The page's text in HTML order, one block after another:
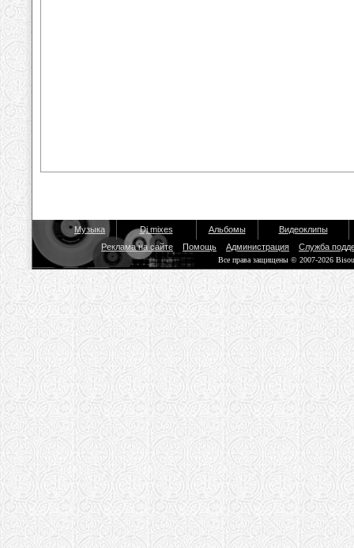
Музыка Dj mixes Альбомы
Видеоклипы
Реклама на сайте
Помощь Администрация Служба
Все права защищены © 2007-2026